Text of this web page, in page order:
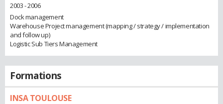
2003 - 2006
Dock management
Warehouse Project management (mapping / strategy / implementation
and follow up)
Logistic Sub Tiers Management
Formations
INSA TOULOUSE